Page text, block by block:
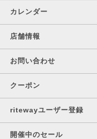
カレンダー
店舗情報
お問い合わせ
クーポン
ritewayユーザー登録
開催中のセール